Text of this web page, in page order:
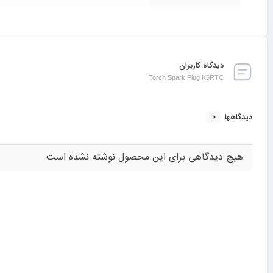
دیدگاه کاربران
Torch Spark Plug K5RTC
دیدگاهها 0
هیچ دیدگاهی برای این محصول نوشته نشده است.